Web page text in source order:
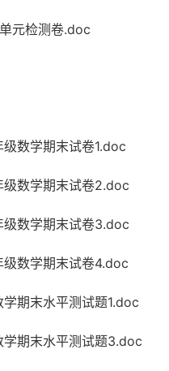
元检测卷.doc
数学期末试卷1.doc
数学期末试卷2.doc
数学期末试卷3.doc
数学期末试卷4.doc
期末水平测试题1.doc
期末水平测试题3.doc